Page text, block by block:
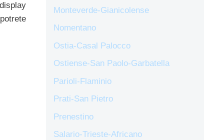
Monteverde-Gianicolense
Nomentano
Ostia-Casal Palocco
Ostiense-San Paolo-Garbatella
Parioli-Flaminio
Prati-San Pietro
Prenestino
Salario-Trieste-Africano